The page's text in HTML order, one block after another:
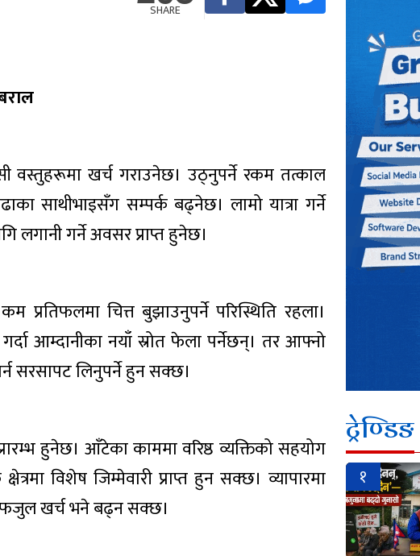
SHARE
वस्तुहरूमा खर्च गराउनेछ। उठ्नुपर्ने रकम तत्काल
साथीभाइसँग सम्पर्क बढ्नेछ। लामो यात्रा गर्ने
लगानी गर्ने अवसर प्राप्त हुनेछ।
चित्त बुझाउनुपर्ने परिस्थिति रहला।
आम्दानीका नयाँ स्रोत फेला पर्नेछन्। तर आफ्नो
सरसापट लिनुपर्ने हुन सक्छ।
हुनेछ। आँटेका काममा वरिष्ठ व्यक्तिको सहयोग
विशेष जिम्मेवारी प्राप्त हुन सक्छ। व्यापारमा
फजुल खर्च भने बढ्न सक्छ।
ट्रेण्डिङ
१